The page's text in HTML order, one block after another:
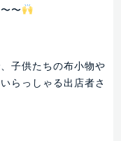
〜
子供たちの布小物や
らっしゃる出店者さ